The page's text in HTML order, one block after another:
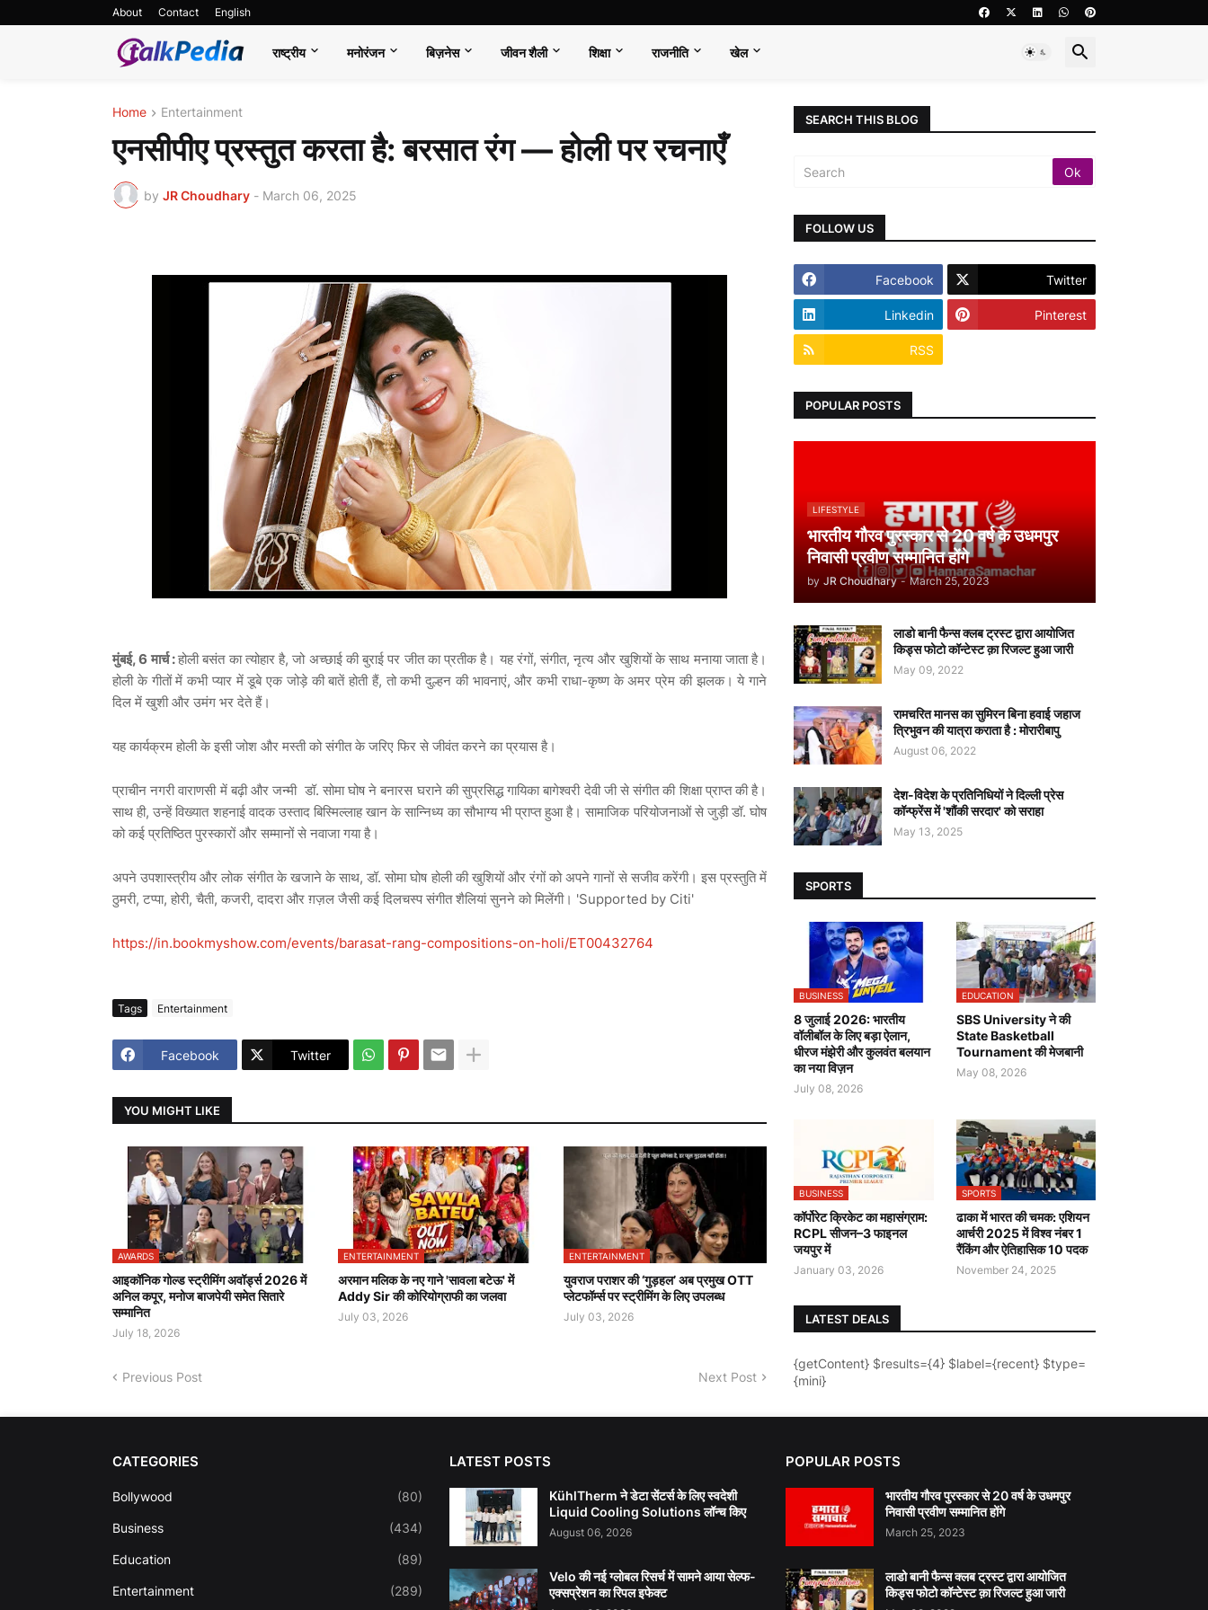
About Contact English
राष्ट्रीय मनोरंजन बिज़नेस जीवन शैली शिक्षा राजनीति खेल
Home Entertainment
एनसीपीए प्रस्तुत करता है: बरसात रंग — होली पर रचनाएँ
by JR Choudhary - March 06, 2025
मुंबई, 6 मार्च :होली बसंत का त्योहार है,जो अच्छाई की बुराई पर जीत का प्रतीक है। यह रंगों, संगीत,नृत्य और खुशियों के साथ मनाया जाता है।
होली के गीतों में कभी प्यार में डूबे एक जोड़े की बातें होती हैं, तो कभी दुल्हन की भावनाएं,और कभी राधा-कृष्ण के अमर प्रेम की झलक। ये गाने
दिल में खुशी और उमंग भर देते हैं।
यह कार्यक्रम होली के इसी जोश और मस्ती को संगीत के जरिए फिर से जीवंत करने का प्रयास है।
प्राचीन नगरी वाराणसी में बढ़ी और जन्मी डॉ. सोमा घोष ने बनारस घराने की सुप्रसिद्ध गायिका बागेश्वरी देवी जी से संगीत की शिक्षा प्राप्त की है।
साथ ही,उन्हें विख्यात शहनाई वादक उस्ताद बिस्मिल्लाह खान के सान्निध्य का सौभाग्य भी प्राप्त हुआ है। सामाजिक परियोजनाओं से जुड़ी डॉ.घोष
को कई प्रतिष्ठित पुरस्कारों और सम्मानों से नवाजा गया है।
अपने उपशास्त्रीय और लोक संगीत के खजाने के साथ,डॉ.सोमा घोष होली की खुशियों और रंगों को अपने गानों से सजीव करेंगी। इस प्रस्तुति में
ठुमरी, टप्पा, होरी, चैती, कजरी, दादरा और ग़ज़ल जैसी कई दिलचस्प संगीत शैलियां सुनने को मिलेंगी। 'Supported by Citi'
https://in.bookmyshow.com/events/barasat-rang-compositions-on-holi/ET00432764
Tags Entertainment
Facebook Twitter
YOU MIGHT LIKE
AWARDS
आइकॉनिक गोल्ड स्ट्रीमिंग अवॉर्ड्स 2026 में
अनिल कपूर, मनोज बाजपेयी समेत सितारे
सम्मानित
July 18, 2026
ENTERTAINMENT
अरमान मलिक के नए गाने 'सावला बटेऊ' में
Addy Sir की कोरियोग्राफी का जलवा
July 03, 2026
ENTERTAINMENT
युवराज पराशर की ‘गुड़हल’ अब प्रमुख OTT
प्लेटफॉर्म्स पर स्ट्रीमिंग के लिए उपलब्ध
July 03, 2026
Previous Post Next Post
SEARCH THIS BLOG
FOLLOW US
Facebook Twitter
Linkedin Pinterest
RSS
POPULAR POSTS
LIFESTYLE
भारतीय गौरव पुरस्कार से 20 वर्ष के उधमपुर
निवासी प्रवीण सम्मानित होंगे
by JR Choudhary - March 25, 2023
लाडो बानी फैन्स क्लब ट्रस्ट द्वारा आयोजित
किड्स फोटो कॉन्टेस्ट क़ा रिजल्ट हुआ जारी
May 09, 2022
रामचरित मानस का सुमिरन बिना हवाई जहाज
त्रिभुवन की यात्रा कराता है : मोरारीबापु
August 06, 2022
देश-विदेश के प्रतिनिधियों ने दिल्ली प्रेस
कॉन्फ्रेंस में 'शौंकी सरदार' को सराहा
May 13, 2025
SPORTS
BUSINESS
8 जुलाई 2026: भारतीय
वॉलीबॉल के लिए बड़ा ऐलान,
धीरज मंझेरी और कुलवंत बलयान
का नया विज़न
July 08, 2026
EDUCATION
SBS University ने की
State Basketball
Tournament की मेजबानी
May 08, 2026
BUSINESS
कॉर्पोरेट क्रिकेट का महासंग्राम:
RCPL सीजन–3 फाइनल
जयपुर में
January 03, 2026
SPORTS
ढाका में भारत की चमक: एशियन
आर्चरी 2025 में विश्व नंबर 1
रैंकिंग और ऐतिहासिक 10 पदक
November 24, 2025
LATEST DEALS
{getContent} $results={4} $label={recent} $type=
{mini}
CATEGORIES
Bollywood (80)
Business (434)
Education (89)
Entertainment (289)
LATEST POSTS
KühlTherm ने डेटा सेंटर्स के लिए स्वदेशी
Liquid Cooling Solutions लॉन्च किए
August 06, 2026
Velo की नई ग्लोबल रिसर्च में सामने आया सेल्फ-
एक्सप्रेशन का रिपल इफेक्ट
POPULAR POSTS
भारतीय गौरव पुरस्कार से 20 वर्ष के उधमपुर
निवासी प्रवीण सम्मानित होंगे
March 25, 2023
लाडो बानी फैन्स क्लब ट्रस्ट द्वारा आयोजित
किड्स फोटो कॉन्टेस्ट क़ा रिजल्ट हुआ जारी